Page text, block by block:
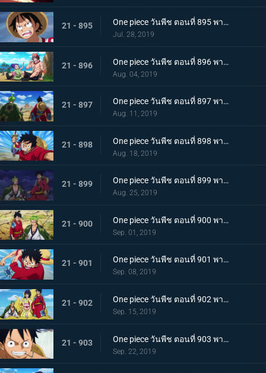
21 - 895 One piece วันพีช ตอนที่ 895 พากย์ไทย ตอนพิเศษ! นักล่าค่าหัวสุดแกร่ง ซีดอล
Jul. 28, 2019
21 - 896 One piece วันพีช ตอนที่ 896 พากย์ไทย ตอนพิเศษ! ศึกตัดสินระหว่างลูฟี่และเจ้าแห่งแก๊ส
Aug. 04, 2019
21 - 897 One piece วันพีช ตอนที่ 897 พากย์ไทย ช่วยโอทามะ หมวกฟางทะลวงฝ่าทุ่งรกร้าง!
Aug. 11, 2019
21 - 898 One piece วันพีช ตอนที่ 898 พากย์ไทย ดาราเด่น! จอมขมังเวทย์ฮอว์คินส์ออกโรง
Aug. 18, 2019
21 - 899 One piece วันพีช ตอนที่ 899 พากย์ไทย ความพ่ายแพ้ที่เลี่ยงไม่ได้ การโจมตีอย่างหนักของสตรอว์แมน!
Aug. 25, 2019
21 - 900 One piece วันพีช ตอนที่ 900 พากย์ไทย วันที่แสนจะสุดยอด โอทามะ และ ถั่วแดงต้ม
Sep. 01, 2019
21 - 901 One piece วันพีช ตอนที่ 901 พากย์ไทย บุกรังของศัตรู เมืองบาคุระที่เต็มไปด้วยเจ้าหน้าที่รัฐ!
Sep. 08, 2019
21 - 902 One piece วันพีช ตอนที่ 902 พากย์ไทย โยโกสุนะออกโรง อุราชิมะผู้ไร้เทียมทานผู้หมายปองโออิคุ!
Sep. 15, 2019
21 - 903 One piece วันพีช ตอนที่ 903 พากย์ไทย ตัดสินผลซูโม่ หมวกฟาง vs โยโกสุนะสุดแกร่ง!
Sep. 22, 2019